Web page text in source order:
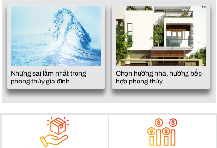
Những sai lầm nhất trong
phong thủy gia đình
Chọn hướng nhà, hướng bếp
hợp phong thủy